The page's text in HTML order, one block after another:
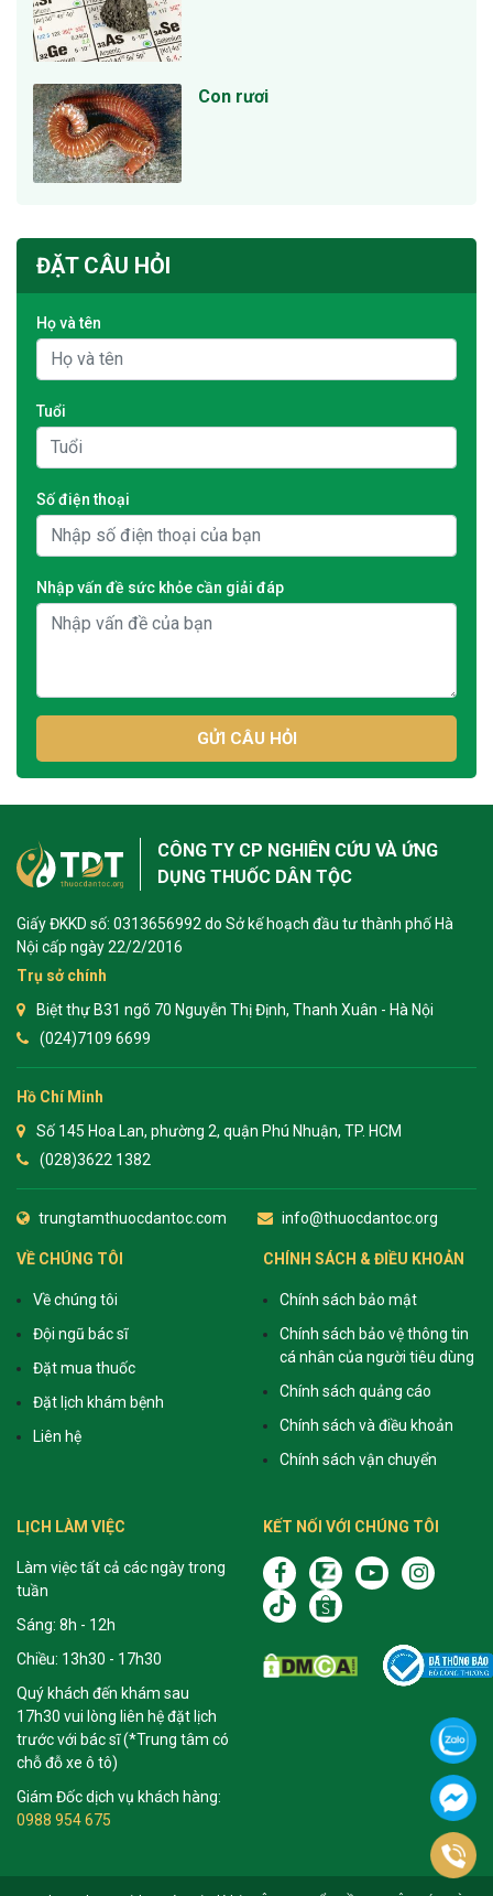
Con rươi
ĐẶT CÂU HỎI
Họ và tên
Tuổi
Số điện thoại
Nhập vấn đề sức khỏe cần giải đáp
GỬI CÂU HỎI
CÔNG TY CP NGHIÊN CỨU VÀ ỨNG
DỤNG THUỐC DÂN TỘC
Giấy ĐKKD số: 0313656992 do Sở kế hoạch đầu tư thành phố Hà
Nội cấp ngày 22/2/2016
Trụ sở chính
Biệt thự B31 ngõ 70 Nguyễn Thị Định, Thanh Xuân - Hà Nội
(024)7109 6699
Hồ Chí Minh
Số 145 Hoa Lan, phường 2, quận Phú Nhuận, TP. HCM
(028)3622 1382
trungtamthuocdantoc.com info@thuocdantoc.org
VỀ CHÚNG TÔI
Về chúng tôi
Đội ngũ bác sĩ
Đặt mua thuốc
Đặt lịch khám bệnh
Liên hệ
CHÍNH SÁCH & ĐIỀU KHOẢN
Chính sách bảo mật
Chính sách bảo vệ thông tin
cá nhân của người tiêu dùng
Chính sách quảng cáo
Chính sách và điều khoản
Chính sách vận chuyển
LỊCH LÀM VIỆC
Làm việc tất cả các ngày trong
tuần
Sáng: 8h - 12h
Chiều: 13h30 - 17h30
Quý khách đến khám sau
17h30 vui lòng liên hệ đặt lịch
trước với bác sĩ (*Trung tâm có
chỗ đỗ xe ô tô)
Giám Đốc dịch vụ khách hàng:
0988 954 675
KẾT NỐI VỚI CHÚNG TÔI